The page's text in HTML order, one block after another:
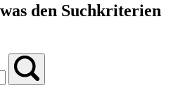
den Suchkriterien